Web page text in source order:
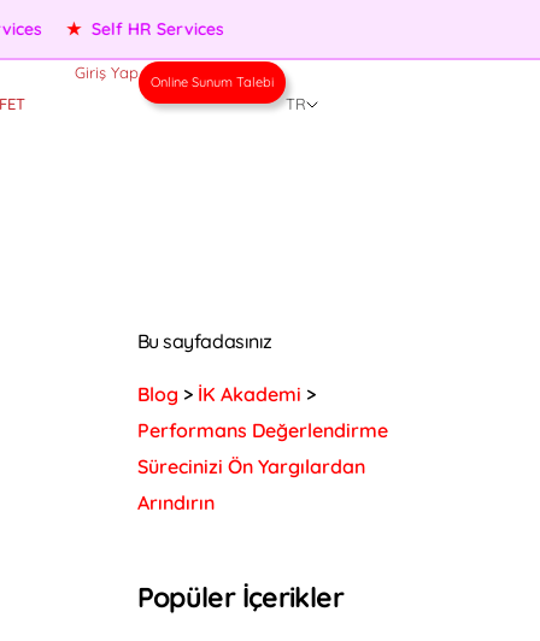
★ Performance Management
Giriş Yap Online Sunum Talebi
TR
Bu sayfadasınız
Blog > İK Akademi >
Performans Değerlendirme
Sürecinizi Ön Yargılardan
Arındırın
Popüler İçerikler